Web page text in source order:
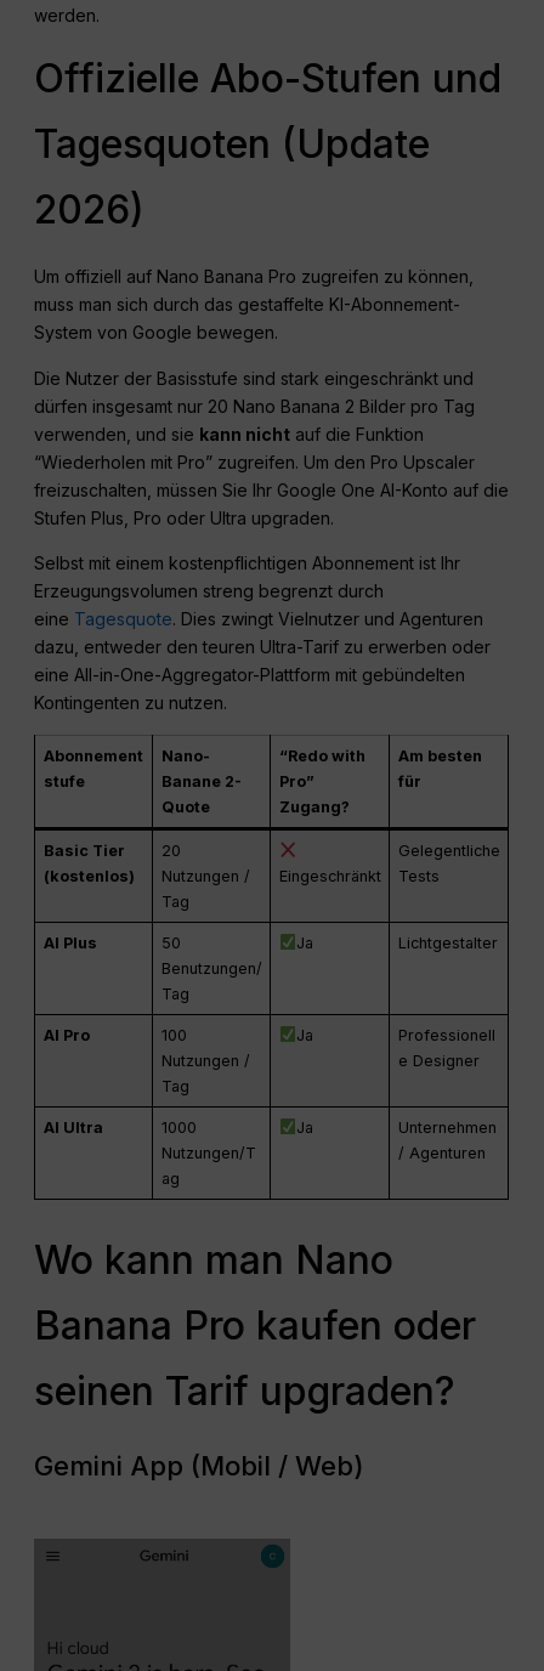
werden.
Offizielle Abo-Stufen und
Tagesquoten (Update
2026)
Um offiziell auf Nano Banana Pro zugreifen zu können,
muss man sich durch das gestaffelte KI-Abonnement-
System von Google bewegen.
Die Nutzer der Basisstufe sind stark eingeschränkt und
dürfen insgesamt nur 20 Nano Banana 2 Bilder pro Tag
verwenden, und sie kann nicht auf die Funktion
“Wiederholen mit Pro” zugreifen. Um den Pro Upscaler
freizuschalten, müssen Sie Ihr Google One AI-Konto auf die
Stufen Plus, Pro oder Ultra upgraden.
Selbst mit einem kostenpflichtigen Abonnement ist Ihr
Erzeugungsvolumen streng begrenzt durch
eine Tagesquote. Dies zwingt Vielnutzer und Agenturen
dazu, entweder den teuren Ultra-Tarif zu erwerben oder
eine All-in-One-Aggregator-Plattform mit gebündelten
Kontingenten zu nutzen.
Abonnement
stufe
Nano-
Banane 2-
Quote
“Redo with
Pro”
Zugang?
Am besten
für
Basic Tier
(kostenlos)
20
Nutzungen /
Tag
Eingeschränkt
Gelegentliche
Tests
AI Plus
50
Benutzungen/
Tag
Ja Lichtgestalter
AI Pro
100
Nutzungen /
Tag
Ja
Professionell
e Designer
AI Ultra
1000
Nutzungen/T
ag
Ja
Unternehmen
/ Agenturen
Wo kann man Nano
Banana Pro kaufen oder
seinen Tarif upgraden?
Gemini App (Mobil / Web)